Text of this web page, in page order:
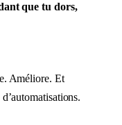
que tu dors,
Améliore. Et